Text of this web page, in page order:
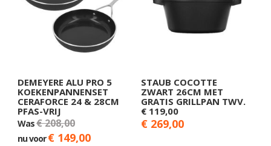
DEMEYERE ALU PRO 5
KOEKENPANNENSET
CERAFORCE 24 & 28CM
PFAS-VRIJ
Was€ 208,00
nu voor€ 149,00
STAUB COCOTTE
ZWART 26CM MET
GRATIS GRILLPAN TWV.
€ 119,00
€ 269,00